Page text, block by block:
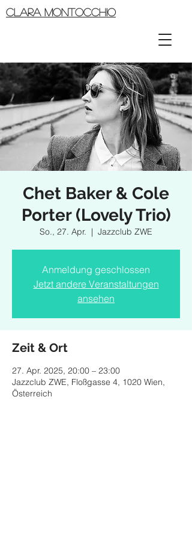
CLARA MONTOCCHIO
Chet Baker & Cole
Porter (Lovely Trio)
So., 27. Apr.
  |
Jazzclub ZWE
Anmeldung geschlossen
Jetzt andere Veranstaltungen
ansehen
Zeit & Ort
27. Apr. 2025, 20:00 – 23:00
Jazzclub ZWE, Floßgasse 4, 1020 Wien,
Österreich